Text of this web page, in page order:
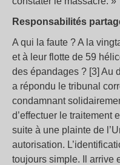
Responsabilités
A qui la faute ? A la
et à leur flotte de 59
des épandages ? [3] Au
a répondu le tribunal
condamnant
d’effectuer le traitement
suite à une plainte de
autorisation.
toujours simple. Il arrive